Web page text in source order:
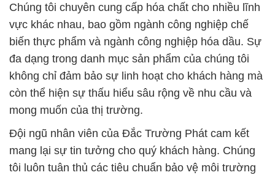
Chúng tôi chuyên cung cấp hóa chất cho nhiều lĩnh
vực khác nhau, bao gồm ngành công nghiệp chế
biến thực phẩm và ngành công nghiệp hóa dầu. Sự
đa dạng trong danh mục sản phẩm của chúng tôi
không chỉ đảm bảo sự linh hoạt cho khách hàng mà
còn thể hiện sự thấu hiểu sâu rộng về nhu cầu và
mong muốn của thị trường.
Đội ngũ nhân viên của Đắc Trường Phát cam kết
mang lại sự tin tưởng cho quý khách hàng. Chúng
tôi luôn tuân thủ các tiêu chuẩn bảo vệ môi trường